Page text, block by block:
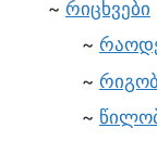
რიცხვები